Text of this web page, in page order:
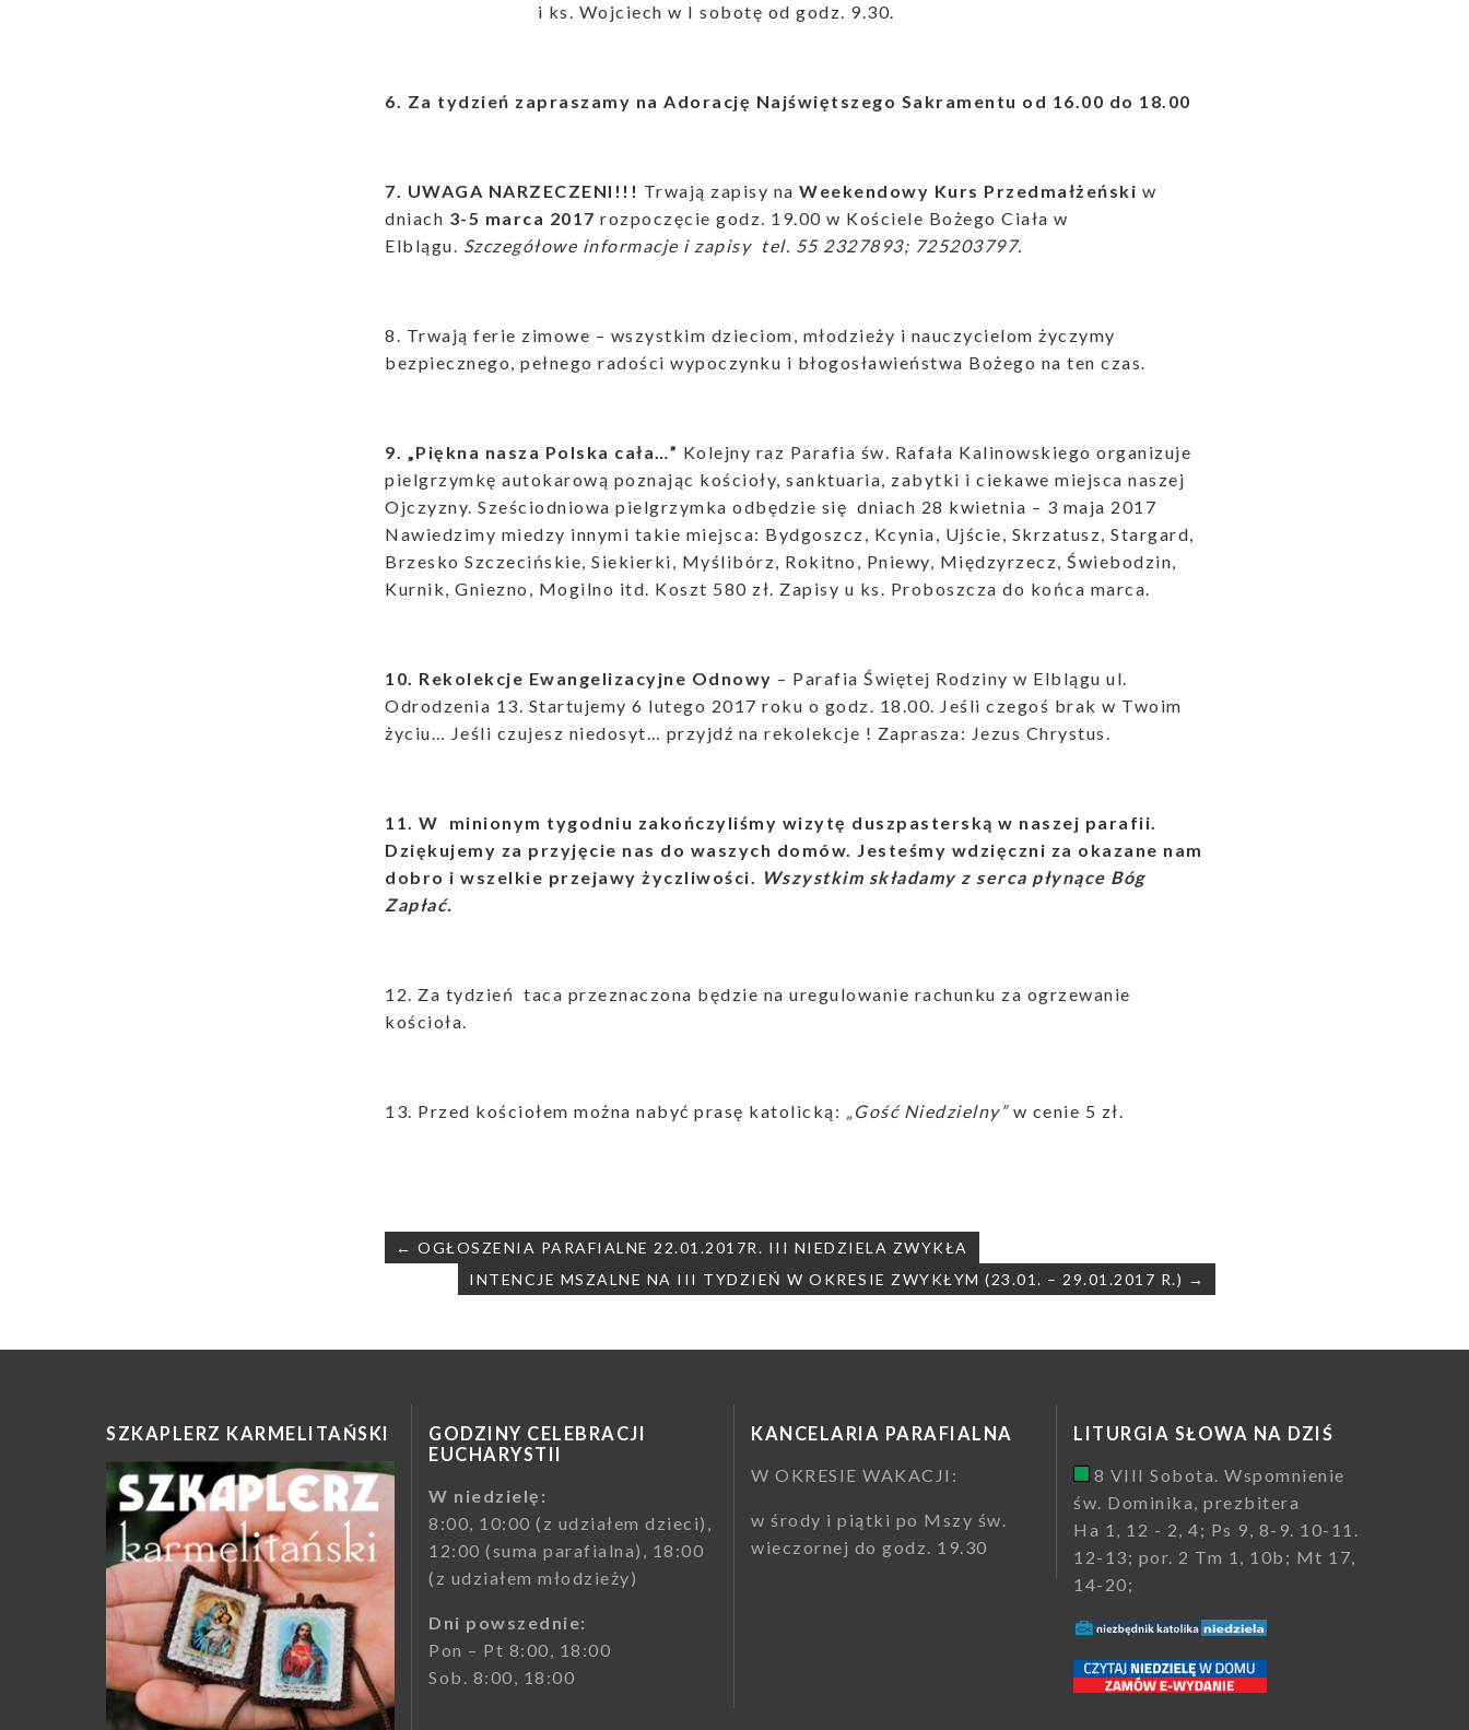
i ks. Wojciech w I sobotę od godz. 9.30.
6. Za tydzień zapraszamy na Adorację Najświętszego Sakramentu od 16.00 do 18.00
7. UWAGA NARZECZENI!!! Trwają zapisy na Weekendowy Kurs Przedmałżeński w
dniach 3-5 marca 2017 rozpoczęcie godz. 19.00 w Kościele Bożego Ciała w
Elblągu. Szczegółowe informacje i zapisy tel. 55 2327893; 725203797.
8. Trwają ferie zimowe – wszystkim dzieciom, młodzieży i nauczycielom życzymy
bezpiecznego, pełnego radości wypoczynku i błogosławieństwa Bożego na ten czas.
9. „Piękna nasza Polska cała…” Kolejny raz Parafia św. Rafała Kalinowskiego organizuje
pielgrzymkę autokarową poznając kościoły, sanktuaria, zabytki i ciekawe miejsca naszej
Ojczyzny. Sześciodniowa pielgrzymka odbędzie się dniach 28 kwietnia – 3 maja 2017
Nawiedzimy miedzy innymi takie miejsca: Bydgoszcz, Kcynia, Ujście, Skrzatusz, Stargard,
Brzesko Szczecińskie, Siekierki, Myślibórz, Rokitno, Pniewy, Międzyrzecz, Świebodzin,
Kurnik, Gniezno, Mogilno itd. Koszt 580 zł. Zapisy u ks. Proboszcza do końca marca.
10. Rekolekcje Ewangelizacyjne Odnowy – Parafia Świętej Rodziny w Elblągu ul.
Odrodzenia 13. Startujemy 6 lutego 2017 roku o godz. 18.00. Jeśli czegoś brak w Twoim
życiu… Jeśli czujesz niedosyt… przyjdź na rekolekcje ! Zaprasza: Jezus Chrystus.
11. W minionym tygodniu zakończyliśmy wizytę duszpasterską w naszej parafii.
Dziękujemy za przyjęcie nas do waszych domów. Jesteśmy wdzięczni za okazane nam
dobro i wszelkie przejawy życzliwości. Wszystkim składamy z serca płynące Bóg
Zapłać.
12. Za tydzień taca przeznaczona będzie na uregulowanie rachunku za ogrzewanie
kościoła.
13. Przed kościołem można nabyć prasę katolicką: „Gość Niedzielny”w cenie 5 zł.
Nawigacja
wpisu
← OGŁOSZENIA PARAFIALNE 22.01.2017R. III NIEDZIELA ZWYKŁA
INTENCJE MSZALNE NA III TYDZIEŃ W OKRESIE ZWYKŁYM (23.01. – 29.01.2017 R.) →
SZKAPLERZ KARMELITAŃSKI
GODZINY CELEBRACJI
EUCHARYSTII
W niedzielę:
8:00, 10:00 (z udziałem dzieci),
12:00 (suma parafialna), 18:00
(z udziałem młodzieży)
Dni powszednie:
Pon – Pt 8:00, 18:00
Sob. 8:00, 18:00
KANCELARIA PARAFIALNA
W OKRESIE WAKACJI:
w środy i piątki po Mszy św.
wieczornej do godz. 19.30
LITURGIA SŁOWA NA DZIŚ
8 VIII Sobota. Wspomnienie
św. Dominika, prezbitera
Ha 1, 12 - 2, 4; Ps 9, 8-9. 10-11.
12-13; por. 2 Tm 1, 10b; Mt 17,
14-20;